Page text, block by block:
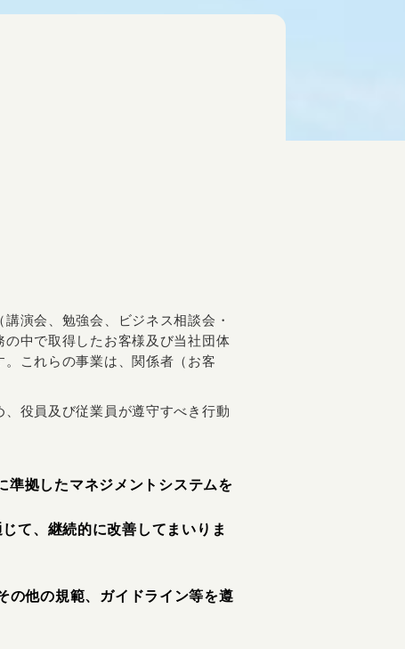
演会、勉強会、ビジネス相談会・
中で取得したお客様及び当社団体
これらの事業は、関係者（お客
役員及び従業員が遵守すべき行動
準拠したマネジメントシステムを
て、継続的に改善してまいりま
の他の規範、ガイドライン等を遵